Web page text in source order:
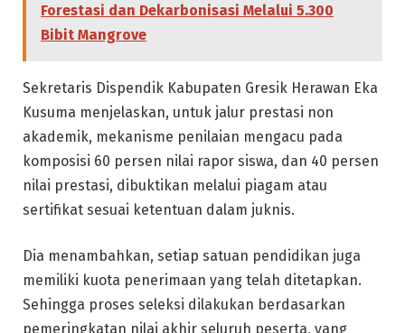
Forestasi dan Dekarbonisasi Melalui 5.300
Bibit Mangrove
Sekretaris Dispendik Kabupaten Gresik Herawan Eka
Kusuma menjelaskan, untuk jalur prestasi non
akademik, mekanisme penilaian mengacu pada
komposisi 60 persen nilai rapor siswa, dan 40 persen
nilai prestasi, dibuktikan melalui piagam atau
sertifikat sesuai ketentuan dalam juknis.
Dia menambahkan, setiap satuan pendidikan juga
memiliki kuota penerimaan yang telah ditetapkan.
Sehingga proses seleksi dilakukan berdasarkan
pemeringkatan nilai akhir seluruh peserta, yang